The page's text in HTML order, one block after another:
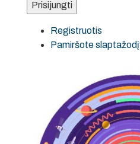
Registruotis
Pamiršote